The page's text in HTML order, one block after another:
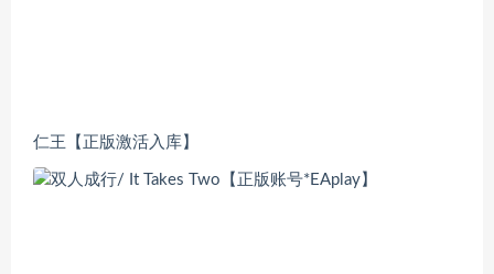
仁王【正版激活入库】